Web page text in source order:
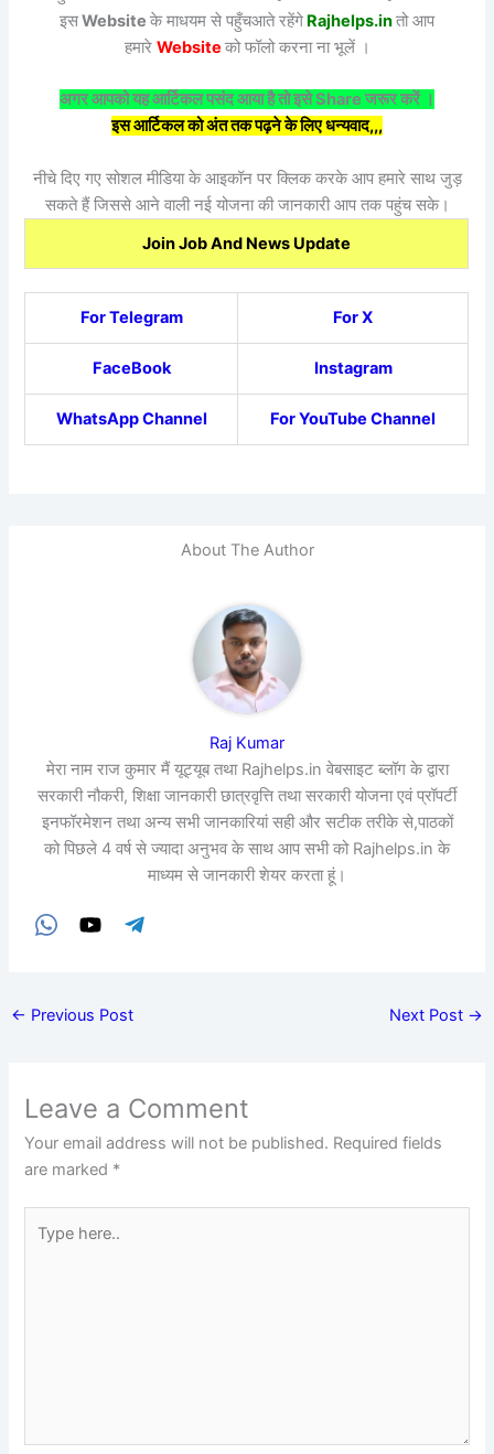
इसWebsite के माधयम से पहुँचआते रहेंगे Rajhelps.inतो आप
हमारे Website को फॉलो करना ना भूलें ।
अगर आपको यह आर्टिकल पसंद आया है तो इसे Share जरूर करें ।
इस आर्टिकल को अंत तक पढ़ने के लिए धन्यवाद,,,
नीचे दिए गए सोशल मीडिया के आइकॉन पर क्लिक करके आप हमारे साथ जुड़
सकते हैं जिससे आने वाली नई योजना की जानकारी आप तक पहुंच सके।
Join Job And News Update
For Telegram For X
FaceBook Instagram
WhatsApp Channel For YouTube Channel
About The Author
Raj Kumar
मेरा नाम राज कुमार मैं यूट्यूब तथा Rajhelps.in वेबसाइट ब्लॉग के द्वारा
सरकारी नौकरी, शिक्षा जानकारी छात्रवृत्ति तथा सरकारी योजना एवं प्रॉपर्टी
इनफॉरमेशन तथा अन्य सभी जानकारियां सही और सटीक तरीके से,पाठकों
को पिछले 4 वर्ष से ज्यादा अनुभव के साथ आप सभी को Rajhelps.in के
माध्यम से जानकारी शेयर करता हूं।
← Previous Post Next Post →
Leave a Comment
Your email address will not be published. Required fields
are marked *
here..